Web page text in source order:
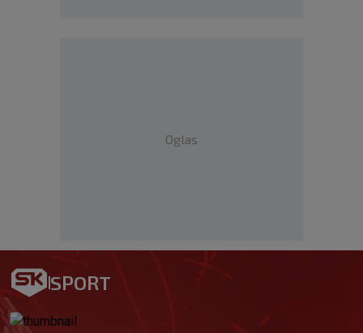
Oglas
SPORT